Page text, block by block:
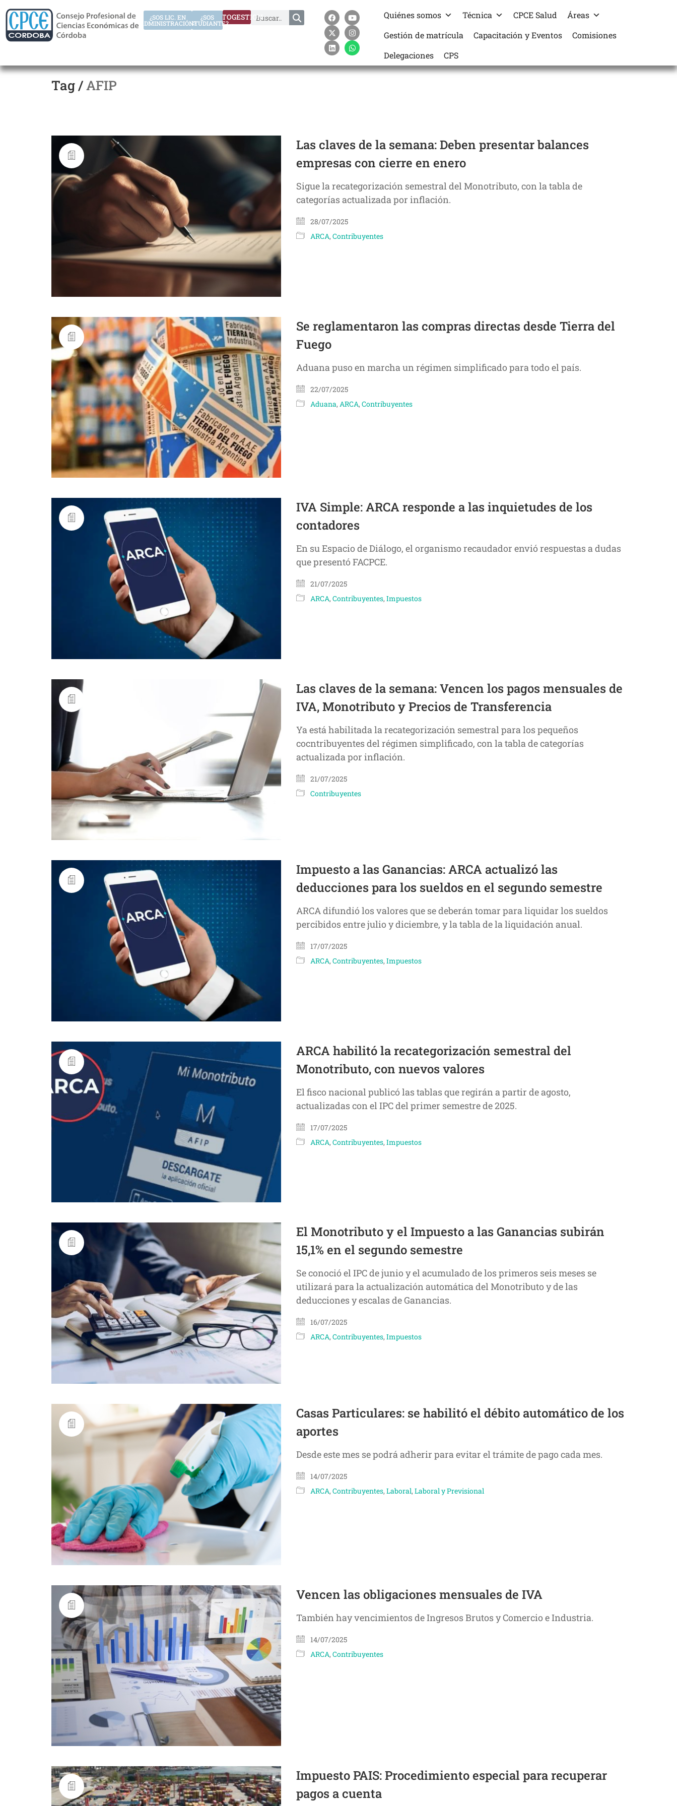
AUTOGESTION
¿SOS
ESTUDIANTE?
¿SOS LIC. EN
ADMINISTRACIÓN?
Quiénes somos Técnica CPCE Salud
Áreas
Gestión de matrícula
Capacitación y Eventos
Comisiones
Delegaciones
CPS
Tag /AFIP
Las claves de la semana: Deben presentar balances
empresas con cierre en enero
Sigue la recategorización semestral del Monotributo, con la tabla de
categorías actualizada por inflación.
28/07/2025
ARCA, Contribuyentes
Se reglamentaron las compras directas desde Tierra del
Fuego
Aduana puso en marcha un régimen simplificado para todo el país.
22/07/2025
Aduana, ARCA, Contribuyentes
IVA Simple: ARCA responde a las inquietudes de los
contadores
En su Espacio de Diálogo, el organismo recaudador envió respuestas a dudas
que presentó FACPCE.
21/07/2025
ARCA, Contribuyentes, Impuestos
Las claves de la semana: Vencen los pagos mensuales de
IVA, Monotributo y Precios de Transferencia
Ya está habilitada la recategorización semestral para los pequeños
cocntribuyentes del régimen simplificado, con la tabla de categorías
actualizada por inflación.
21/07/2025
Contribuyentes
Impuesto a las Ganancias: ARCA actualizó las
deducciones para los sueldos en el segundo semestre
ARCA difundió los valores que se deberán tomar para liquidar los sueldos
percibidos entre julio y diciembre, y la tabla de la liquidación anual.
17/07/2025
ARCA, Contribuyentes, Impuestos
ARCA habilitó la recategorización semestral del
Monotributo, con nuevos valores
El fisco nacional publicó las tablas que regirán a partir de agosto,
actualizadas con el IPC del primer semestre de 2025.
17/07/2025
ARCA, Contribuyentes, Impuestos
El Monotributo y el Impuesto a las Ganancias subirán
15,1% en el segundo semestre
Se conoció el IPC de junio y el acumulado de los primeros seis meses se
utilizará para la actualización automática del Monotributo y de las
deducciones y escalas de Ganancias.
16/07/2025
ARCA, Contribuyentes, Impuestos
Casas Particulares: se habilitó el débito automático de los
aportes
Desde este mes se podrá adherir para evitar el trámite de pago cada mes.
14/07/2025
ARCA, Contribuyentes, Laboral, Laboral y Previsional
Vencen las obligaciones mensuales de IVA
También hay vencimientos de Ingresos Brutos y Comercio e Industria.
14/07/2025
ARCA, Contribuyentes
Impuesto PAIS: Procedimiento especial para recuperar
pagos a cuenta